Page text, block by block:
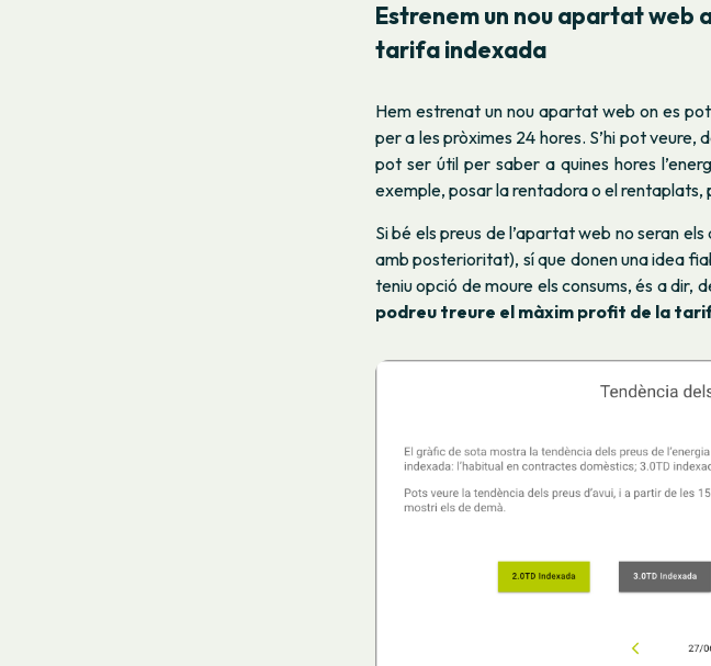
Estrenem un nou apartat web
tarifa indexada
Hem estrenat un nou apartat web on es
per a les pròximes 24 hores. S’hi pot veure,
pot ser útil per saber a quines hores
exemple, posar la rentadora o el rentaplats,
Si bé els preus de l’apartat web no seran
amb posterioritat), sí que donen una idea
teniu opció de moure els consums, és a dir,
podreu treure el màxim profit de la